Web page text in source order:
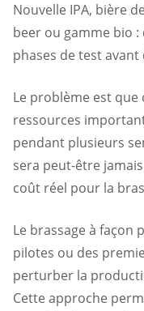
Nouvelle IPA, bière
beer ou gamme bio
phases de test avant
Le problème est que
ressources
pendant plusieurs
sera peut-être
coût réel pour la
Le brassage à façon
pilotes ou des
perturber la
Cette approche